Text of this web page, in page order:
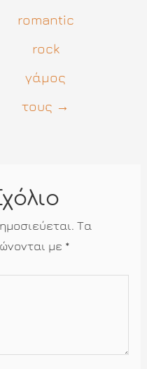
romantic
rock
γάμος
τους →
Τα
με *